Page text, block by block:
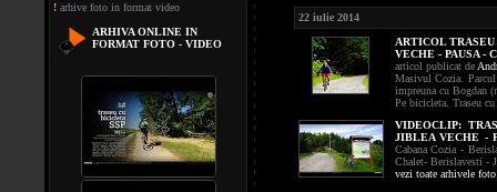
! arhive foto in format video
ARHIVA ONLINE IN
FORMAT FOTO - VIDEO
22 iulie 2014
ARTICOL
VECHE - PAUSA -
articol publicat de
Masivul Cozia.
impreuna cu Bogdan
Pe bicicleta. Traseu
VIDEOCLIP:
JIBLEA VECHE -
Cabana Cozia -
Chalet- Berislavesti -
vezi toate arhivele